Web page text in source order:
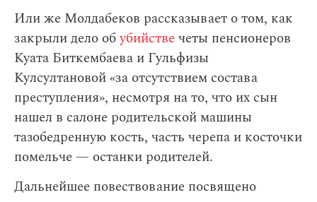
Или же Молдабеков рассказывает о том, как
закрыли дело обубийствечеты пенсионеров
Куата Биткембаева и Гульфизы
Кулсултановой «за отсутствием состава
преступления», несмотря на то, что их сын
нашел в салоне родительской машины
тазобедренную кость, часть черепа и косточки
помельче — останки родителей.
Дальнейшее повествование посвящено